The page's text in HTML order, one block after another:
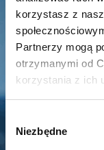
korzystasz z
Partnerzy mogą
otrzymanymi od
korzystania z ich
zgody
Niezbędne